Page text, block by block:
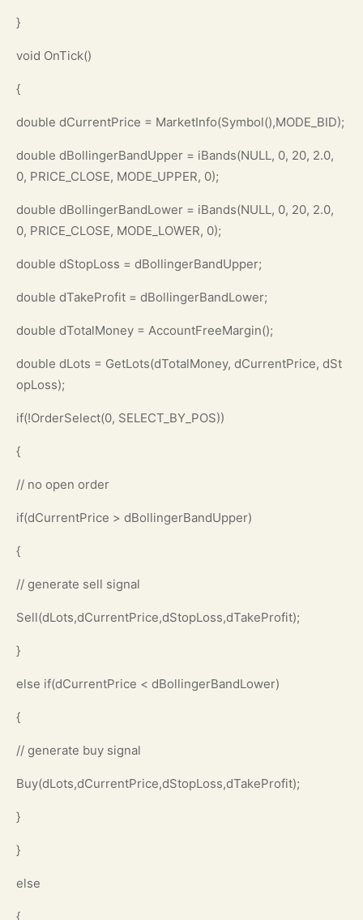
}
void OnTick()
{
double dCurrentPrice = MarketInfo(Symbol(),MODE_BID);
double dBollingerBandUpper = iBands(NULL, 0, 20, 2.0,
0, PRICE_CLOSE, MODE_UPPER, 0);
double dBollingerBandLower = iBands(NULL, 0, 20, 2.0,
0, PRICE_CLOSE, MODE_LOWER, 0);
double dStopLoss = dBollingerBandUpper;
double dTakeProfit = dBollingerBandLower;
double dTotalMoney = AccountFreeMargin();
double dLots = GetLots(dTotalMoney, dCurrentPrice, dSt
opLoss);
if(!OrderSelect(0, SELECT_BY_POS))
{
// no open order
if(dCurrentPrice > dBollingerBandUpper)
{
// generate sell signal
Sell(dLots,dCurrentPrice,dStopLoss,dTakeProfit);
}
else if(dCurrentPrice < dBollingerBandLower)
{
// generate buy signal
Buy(dLots,dCurrentPrice,dStopLoss,dTakeProfit);
}
}
else
{